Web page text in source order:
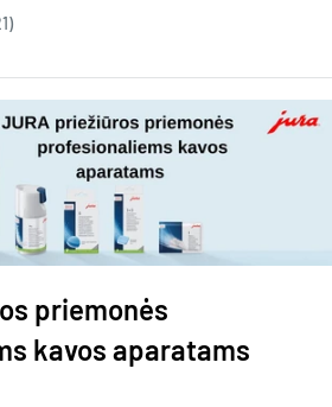
priemonės
kavos aparatams